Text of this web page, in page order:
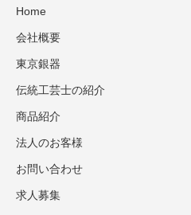
Home
会社概要
東京銀器
伝統工芸士の紹介
商品紹介
法人のお客様
お問い合わせ
求人募集